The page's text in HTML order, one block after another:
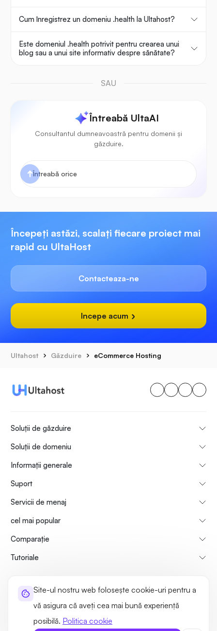
Site-ul nostru web folosește cookie-uri pentru a
vă asigura că aveți cea mai bună experiență
posibilă. Politica cookie
Cum înregistrez un domeniu .health la Ultahost?
Este domeniul .health potrivit pentru crearea unui
blog sau a unui site informativ despre sănătate?
SAU
Întreabă UltaAI
Consultantul dumneavoastră pentru domenii și
găzduire.
Începeți astăzi, scalați fiecare proiect mai
rapid cu UltaHost
Contacteaza-ne
Incepe acum
Ultahost Găzduire eCommerce Hosting
Soluții de găzduire
Soluții de domeniu
Informații generale
Suport
Servicii de menaj
cel mai popular
Comparaţie
Tutoriale
Informații despre noiPolitica de rambursare a plăților
Termeni de utilizare
Harta site-ului